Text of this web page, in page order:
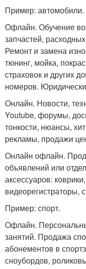
Пример: автомобили.
Офлайн. Обучение
запчастей,
Ремонт и замена
тюнинг, мойка,
страховок и других
номеров.
Онлайн. Новости,
Youtube, форумы,
тонкости, нюансы,
рекламы, продажи
Онлайн офлайн.
объявлений или
аксессуаров:
видеорегистраторы,
Пример: спорт.
Офлайн.
занятий. Продажа
абонементов в
сноубордов,